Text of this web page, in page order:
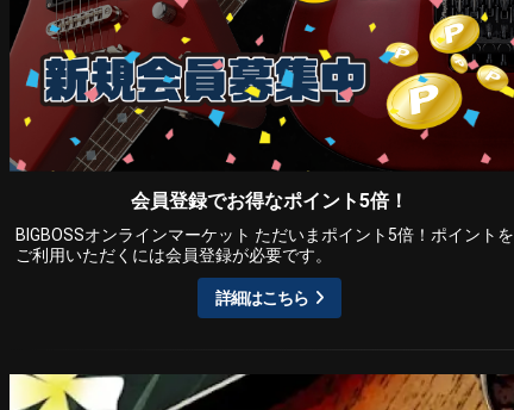
会員登録でお得なポイント5倍！
BIGBOSSオンラインマーケット ただいまポイント5倍！ポイントを
ご利用いただくには会員登録が必要です。
詳細はこちら